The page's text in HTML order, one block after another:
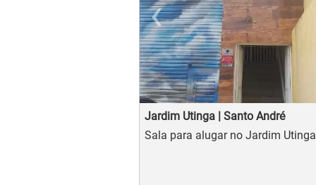
‹
Previous
Jardim Utinga | Santo André
Sala para alugar no Jardim Utinga